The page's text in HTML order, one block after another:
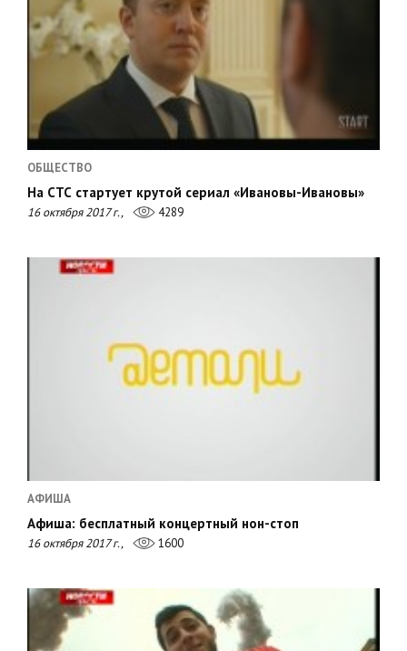
ОБЩЕСТВО
На СТС стартует крутой сериал «Ивановы-Ивановы»
16 октября 2017 г., 4289
АФИША
Афиша: бесплатный концертный нон-стоп
16 октября 2017 г., 1600